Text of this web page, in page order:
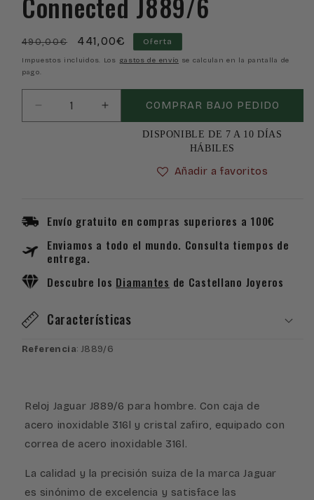
Precio
habitual
490,00€
Precio
de
441,00€ Oferta
Impuestos incluidos. Los gastos de envío se calculan en la pantalla de
pago.
Reducir
cantidad
J889/6
Aumentar
cantidad
J889/6
COMPRAR BAJO PEDIDO
DISPONIBLE DE 7 A 10 DÍAS
HÁBILES
Añadir a favoritos
Envío gratuito en compras superiores a 100€
Enviamos a todo el mundo. Consulta tiempos de
entrega.
Descubre los Diamantes de Castellano Joyeros
Características
Referencia: J889/6
Reloj Jaguar J889/6 para hombre. Con caja de
acero inoxidable 316l y cristal zafiro, equipado con
correa de acero inoxidable 316l.
La calidad y la precisión suiza de la marca Jaguar
es sinónimo de excelencia y satisface las